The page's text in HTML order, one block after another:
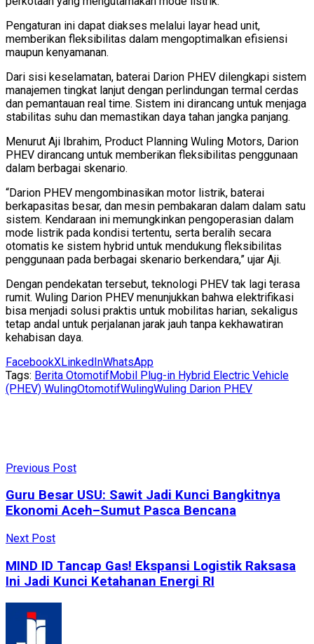
Pengaturan ini dapat diakses melalui layar head unit,
memberikan fleksibilitas dalam mengoptimalkan efisiensi
maupun kenyamanan.
Dari sisi keselamatan, baterai Darion PHEV dilengkapi sistem
manajemen tingkat lanjut dengan perlindungan termal cerdas
dan pemantauan real time. Sistem ini dirancang untuk menjaga
stabilitas suhu dan memastikan daya tahan jangka panjang.
Menurut Aji Ibrahim, Product Planning Wuling Motors, Darion
PHEV dirancang untuk memberikan fleksibilitas penggunaan
dalam berbagai skenario.
“Darion PHEV mengombinasikan motor listrik, baterai
berkapasitas besar, dan mesin pembakaran dalam dalam satu
sistem. Kendaraan ini memungkinkan pengoperasian dalam
mode listrik pada kondisi tertentu, serta beralih secara
otomatis ke sistem hybrid untuk mendukung fleksibilitas
penggunaan pada berbagai skenario berkendara,” ujar Aji.
Dengan pendekatan tersebut, teknologi PHEV tak lagi terasa
rumit. Wuling Darion PHEV menunjukkan bahwa elektrifikasi
bisa menjadi solusi praktis untuk mobilitas harian, sekaligus
tetap andal untuk perjalanan jarak jauh tanpa kekhawatiran
kehabisan daya.
FacebookXLinkedInWhatsApp
Tags: Berita OtomotifMobil Plug-in Hybrid Electric Vehicle
(PHEV) WulingOtomotifWulingWuling Darion PHEV
Previous Post
Guru Besar USU: Sawit Jadi Kunci Bangkitnya
Ekonomi Aceh–Sumut Pasca Bencana
Next Post
MIND ID Tancap Gas! Ekspansi Logistik Raksasa
Ini Jadi Kunci Ketahanan Energi RI